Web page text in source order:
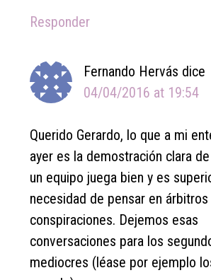
Responder
Fernando Hervás dice
04/04/2016 at 19:54
Querido Gerardo, lo que a mi
ayer es la demostración clara
un equipo juega bien y es
necesidad de pensar en árbitros
conspiraciones. Dejemos esas
conversaciones para los
mediocres (léase por ejemplo